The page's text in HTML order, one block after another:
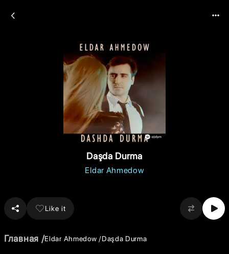
Daşda Durma
Eldar Ahmedow
Like it
Главная Eldar Ahmedow Daşda Durma